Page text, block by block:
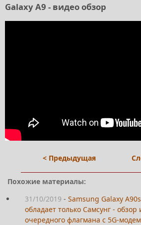
Galaxy A9 - видео обзор
< Предыдущая
Похожие материалы:
31/10/2019 - Samsung Galaxy
обладает только Самсунг - обзор
очередного флагмана с 5G-